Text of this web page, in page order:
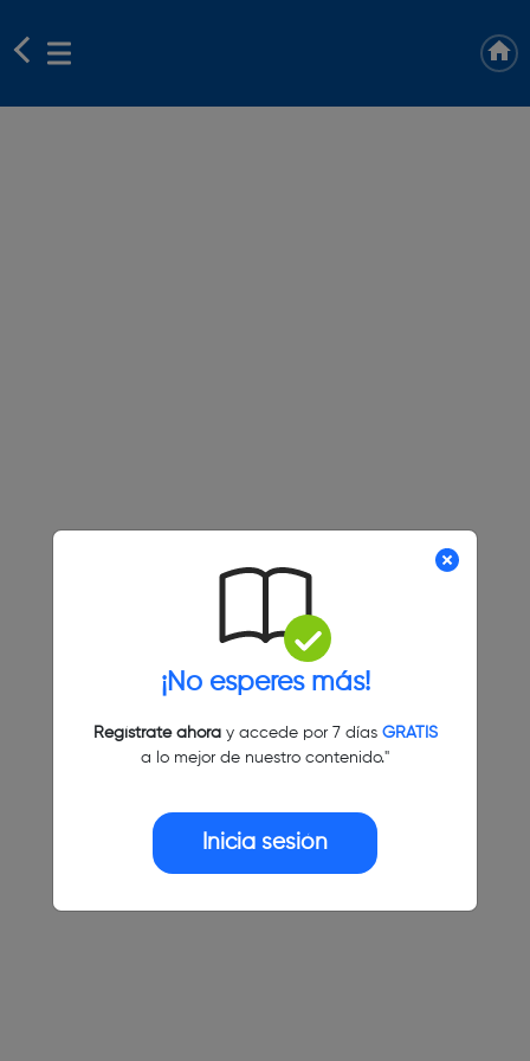
¡No esperes más!
Regístrate ahoray accede por 7 días GRATIS
a lo mejor de nuestro contenido."
Inicia sesión